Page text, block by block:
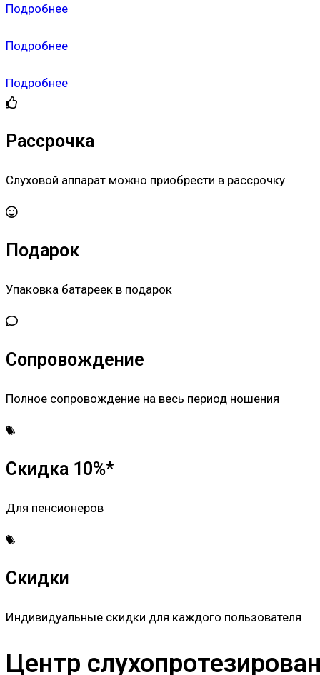
Подробнее
Подробнее
Подробнее
Рассрочка
Слуховой аппарат можно приобрести в рассрочку
Подарок
Упаковка батареек в подарок
Сопровождение
Полное сопровождение на весь период ношения
Скидка 10%*
Для пенсионеров
Скидки
Индивидуальные скидки для каждого пользователя
Центр